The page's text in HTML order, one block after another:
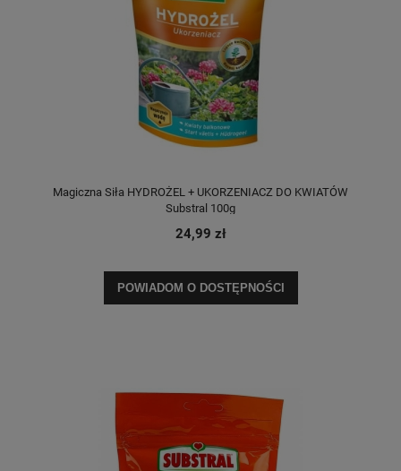
Magiczna Siła HYDROŻEL + UKORZENIACZ DO KWIATÓW
Substral 100g
24,99 zł
POWIADOM O DOSTĘPNOŚCI